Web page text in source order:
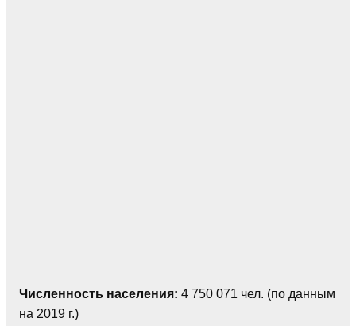
Численность населения: 4 750 071 чел. (по данным
на 2019 г.)